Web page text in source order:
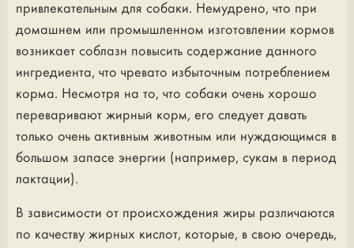
привлекательным для собаки. Немудрено, что при
домашнем или промышленном изготовлении кормов
возникает соблазн повысить содержание данного
ингредиента, что чревато избыточным потреблением
корма. Несмотря на то, что собаки очень хорошо
переваривают жирный корм, его следует давать
только очень активным животным или нуждающимся в
большом запасе энергии (например, сукам в период
лактации).
В зависимости от происхождения жиры различаются
по качеству жирных кислот, которые, в свою очередь,